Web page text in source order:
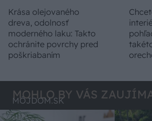
Krása olejovaného
dreva, odolnosť
moderného laku: Takto
ochránite povrchy pred
poškriabaním
MOHLO BY VÁS
MÔJDOM.SK